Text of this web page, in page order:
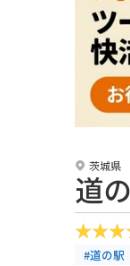
茨城県
道
#道の駅